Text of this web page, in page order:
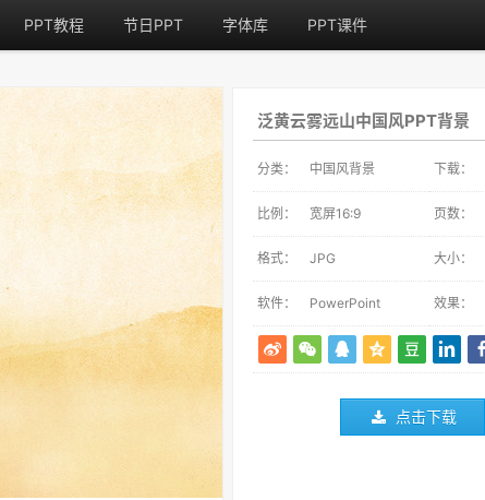
PPT教程 节日PPT 字体库 PPT课件
泛黄云雾远山中国风PPT背景
分类： 中国风背景 下载：
比例： 宽屏16:9 页数：
格式： JPG 大小：
软件： PowerPoint 效果：
点击下载